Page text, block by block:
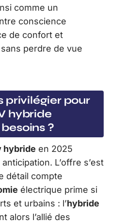
comme un
conscience
de confort et
perdre de vue
privilégier pour
hybride
?
hybride en 2025
L’offre s’est
détail compte
électrique prime si
et urbains : l’hybride
alors l’allié des